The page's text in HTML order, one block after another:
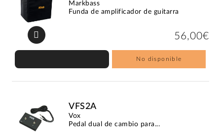
Markbass
Funda de amplificador de guitarra
56,00€
No disponible
VFS2A
Vox
Pedal dual de cambio para...